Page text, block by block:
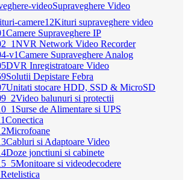
Supraveghere Video
Kituri supraveghere video
Camere Supraveghere IP
NVR Network Video Recorder
Camere Supraveghere Analog
DVR Inregistratoare Video
Solutii Depistare Febra
Unitati stocare HDD, SSD & MicroSD
Video balunuri si protectii
Surse de Alimentare si UPS
Conectica
Microfoane
Cabluri si Adaptoare Video
Doze jonctiuni si cabinete
Monitoare si videodecodere
Retelistica